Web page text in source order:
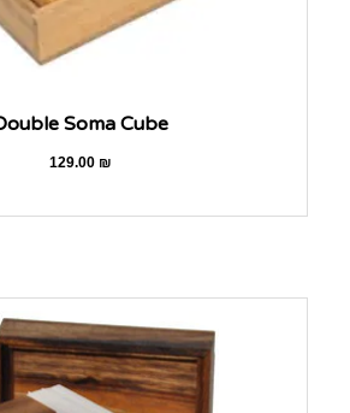
Double Soma Cube
129.00₪